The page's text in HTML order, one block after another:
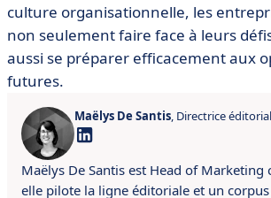
culture organisationnelle, les
non seulement faire face à leurs
aussi se préparer efficacement aux
futures.
Maëlys De Santis, Directrice
Maëlys De Santis est Head of Marketing
elle pilote la ligne éditoriale et un